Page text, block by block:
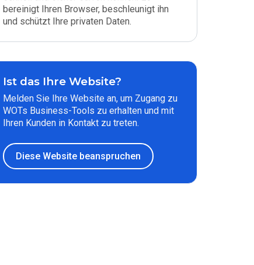
bereinigt Ihren Browser, beschleunigt ihn
und schützt Ihre privaten Daten.
Ist das Ihre Website?
Melden Sie Ihre Website an, um Zugang zu
WOTs Business-Tools zu erhalten und mit
Ihren Kunden in Kontakt zu treten.
Diese Website beanspruchen